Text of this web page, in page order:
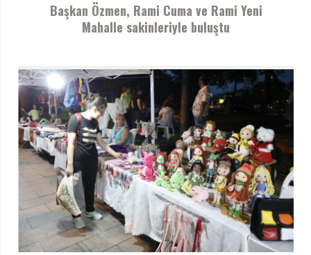
Başkan Özmen, Rami Cuma ve Rami Yeni
Mahalle sakinleriyle buluştu